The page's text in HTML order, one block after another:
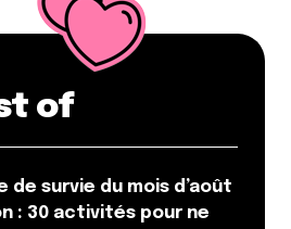
of
de survie du mois d’août
: 30 activités pour ne